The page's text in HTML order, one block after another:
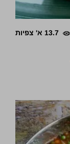
13.7 א' צפיות